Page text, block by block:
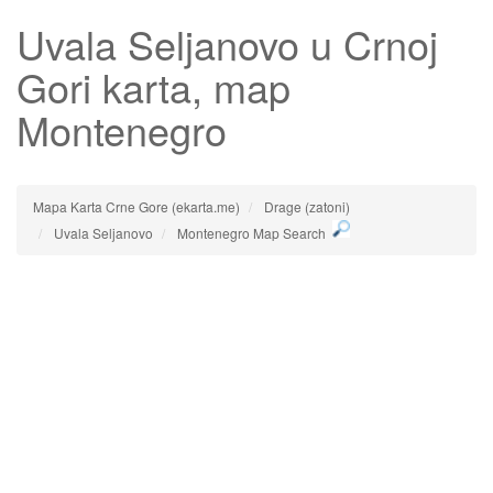
Uvala Seljanovo u Crnoj
Gori karta, map
Montenegro
Mapa Karta Crne Gore (ekarta.me)
Drage (zatoni)
Uvala Seljanovo
Montenegro Map Search